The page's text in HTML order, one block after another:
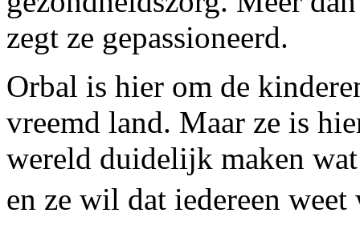
zegt ze gepassioneerd.
Orbal is hier om de
vreemd land. Maar ze is
wereld duidelijk maken
en ze wil dat iedereen weet